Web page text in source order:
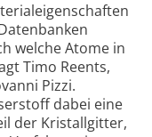
welche Atome in
Timo Reents,
Pizzi.
dabei eine
der Kristallgitter,